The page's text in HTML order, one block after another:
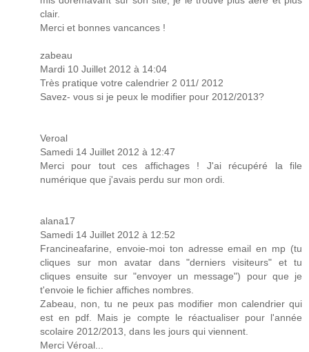
clair.
Merci et bonnes vancances !
zabeau
Mardi 10 Juillet 2012 à 14:04
Très pratique votre calendrier 2 011/ 2012
Savez- vous si je peux le modifier pour 2012/2013?
Veroal
Samedi 14 Juillet 2012 à 12:47
Merci pour tout ces affichages ! J'ai récupéré la file
numérique que j'avais perdu sur mon ordi.
alana17
Samedi 14 Juillet 2012 à 12:52
Francineafarine, envoie-moi ton adresse email en mp (tu
cliques sur mon avatar dans "derniers visiteurs" et tu
cliques ensuite sur "envoyer un message") pour que je
t'envoie le fichier affiches nombres.
Zabeau, non, tu ne peux pas modifier mon calendrier qui
est en pdf. Mais je compte le réactualiser pour l'année
scolaire 2012/2013, dans les jours qui viennent.
Merci Véroal...